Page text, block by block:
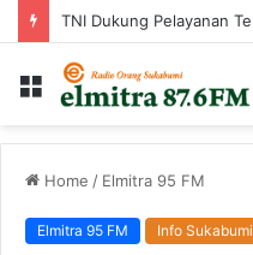
Menu
Home / Elmitra 95 FM
Elmitra 95 FM Info Sukabumi